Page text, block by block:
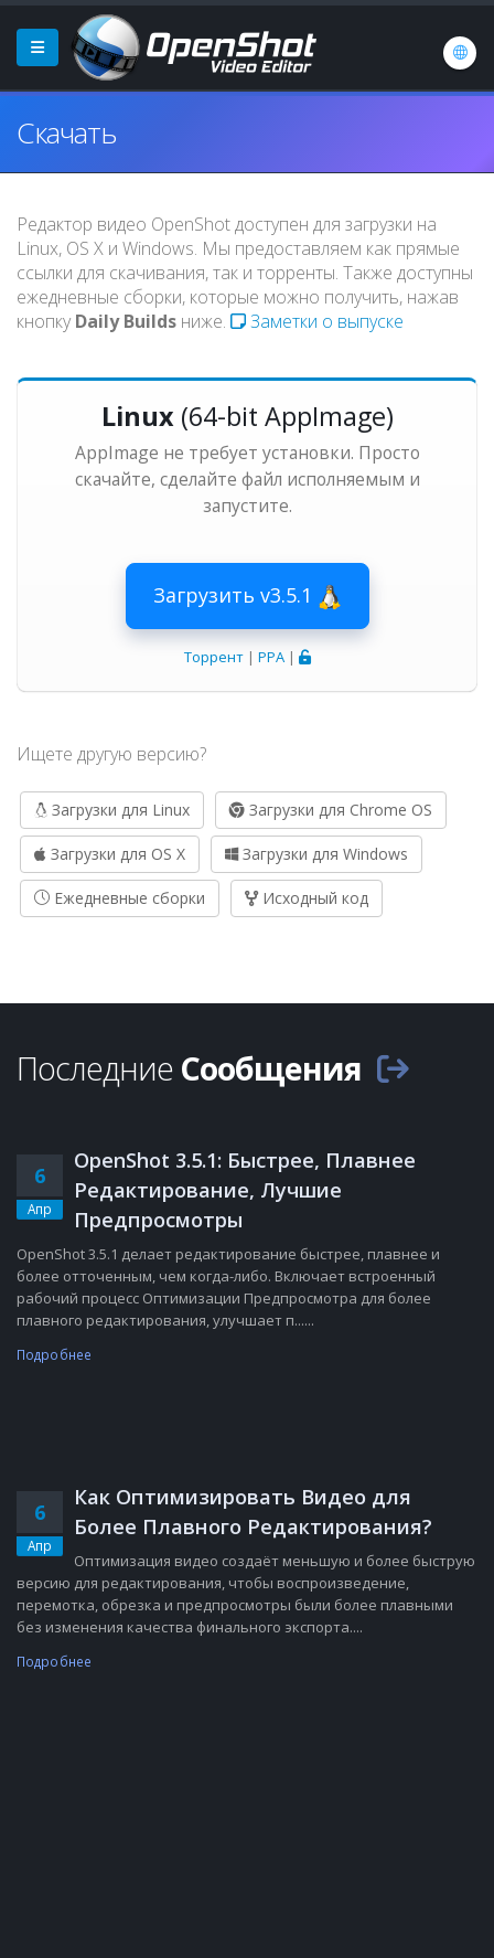
Скачать
Редактор видео OpenShot доступен для загрузки на
Linux, OS X и Windows. Мы предоставляем как прямые
ссылки для скачивания, так и торренты. Также доступны
ежедневные сборки, которые можно получить, нажав
кнопкуDaily Builds ниже. Заметки о выпуске
Linux(64-bit AppImage)
AppImage не требует установки. Просто
скачайте, сделайте файл исполняемым и
запустите.
Загрузить v3.5.1
Торрент| PPA|
Ищете другую версию?
Загрузки для Linux Загрузки для Chrome OS
Загрузки для OS X Загрузки для Windows
Ежедневные сборки Исходный код
Последние Сообщения
6
Апр
OpenShot 3.5.1: Быстрее, Плавнее
Редактирование, Лучшие
Предпросмотры
OpenShot 3.5.1 делает редактирование быстрее, плавнее и
более отточенным, чем когда-либо. Включает встроенный
рабочий процесс Оптимизации Предпросмотра для более
плавного редактирования, улучшает п......
Подробнее
6
Апр
Как Оптимизировать Видео для
Более Плавного Редактирования?
Оптимизация видео создаёт меньшую и более быструю
версию для редактирования, чтобы воспроизведение,
перемотка, обрезка и предпросмотры были более плавными
без изменения качества финального экспорта....
Подробнее